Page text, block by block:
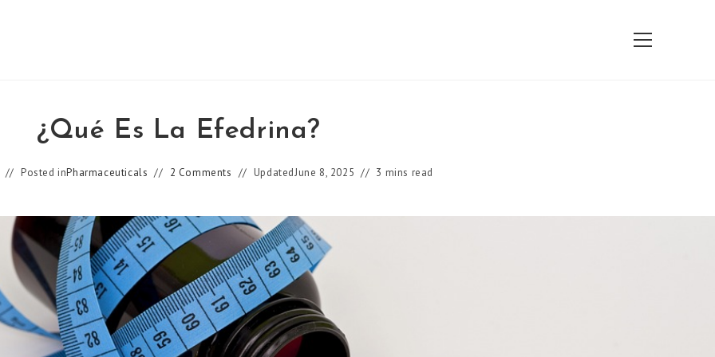
View
¿Qué Es La Efedrina?
Posted inPharmaceuticals 2 Comments UpdatedJune 8, 2025 3 mins read